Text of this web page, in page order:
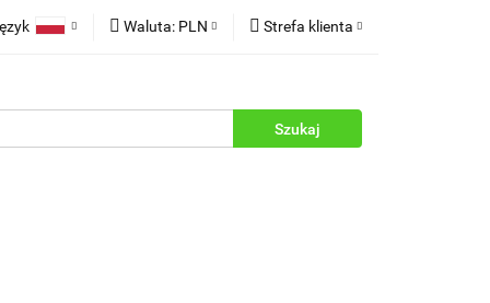
Waluta: PLN Strefa klienta
Zarejestruj się
Dodaj zgłoszenie